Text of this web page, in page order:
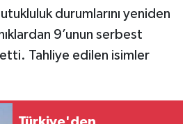
durumlarını yeniden
9’unun serbest
Tahliye edilen isimler